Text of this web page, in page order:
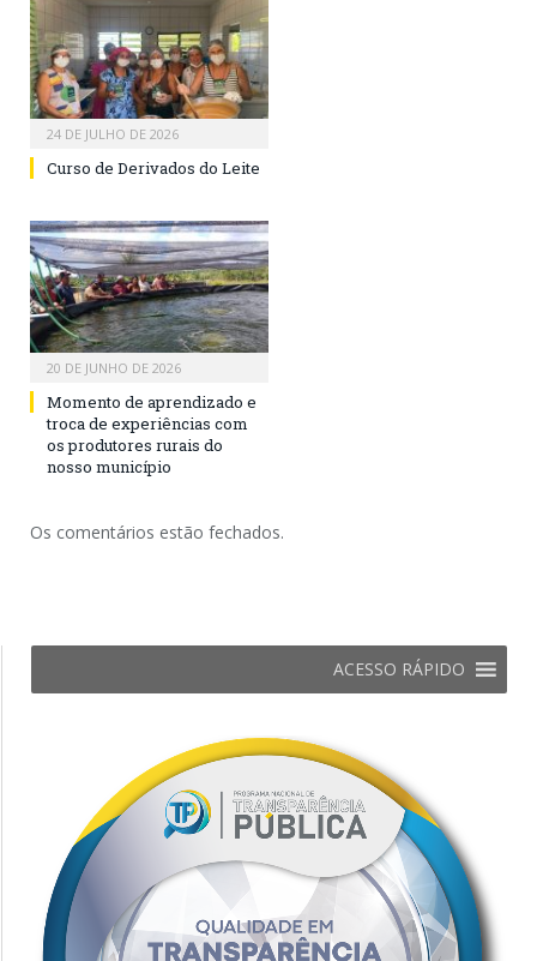
24 DE JULHO DE 2026
Curso de Derivados do Leite
20 DE JUNHO DE 2026
Momento de aprendizado e
troca de experiências com
os produtores rurais do
nosso município
Os comentários estão fechados.
ACESSO RÁPIDO